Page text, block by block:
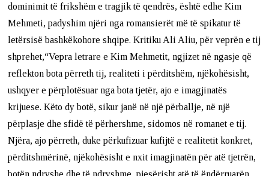
dominimit të frikshëm e tragjik të qendrës, është edhe Kim
Mehmeti, padyshim njëri nga romansierët më të spikatur të
letërsisë bashkëkohore shqipe. Kritiku Ali Aliu, për veprën e tij
shprehet,“Vepra letrare e Kim Mehmetit, ngjizet në ngasje që
reflekton bota përreth tij, realiteti i përditshëm, njëkohësisht,
ushqyer e përplotësuar nga bota tjetër, ajo e imagjinatës
krijuese. Këto dy botë, sikur janë në një përballje, në një
përplasje dhe sfidë të përhershme, sidomos në romanet e tij.
Njëra, ajo përreth, duke përkufizuar kufijtë e realitetit konkret,
përditshmërinë, njëkohësisht e nxit imagjinatën për atë tjetrën,
botën ndryshe dhe të ndryshme, pjesërisht atë të ëndërruarën…